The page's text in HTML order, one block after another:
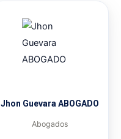
Jhon Guevara ABOGADO
Abogados